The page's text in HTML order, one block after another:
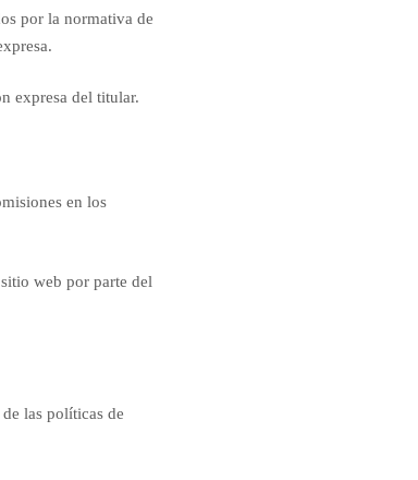
por la normativa de
expresa del titular.
en los
web por parte del
las políticas de